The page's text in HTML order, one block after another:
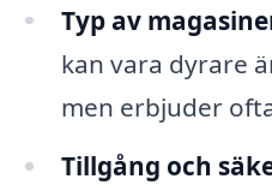
Typ av
kan vara dyrare
men erbjuder
Tillgång och